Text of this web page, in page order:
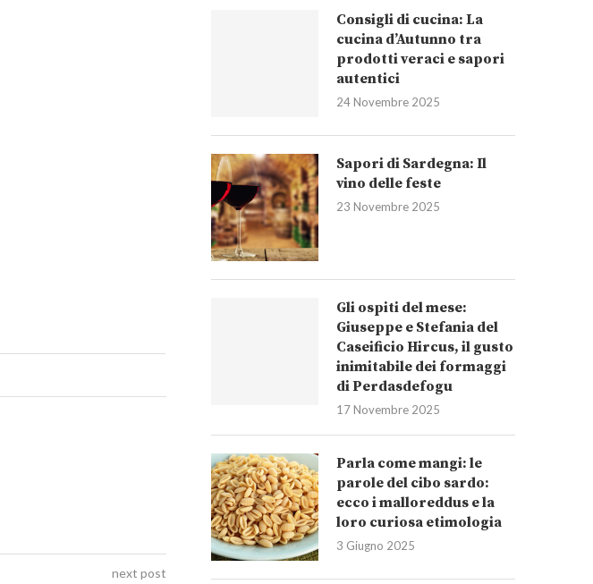
next post
Consigli di cucina: La
cucina d’Autunno tra
prodotti veraci e sapori
autentici
24 Novembre 2025
Sapori di Sardegna: Il
vino delle feste
23 Novembre 2025
Gli ospiti del mese:
Giuseppe e Stefania del
Caseificio Hircus, il gusto
inimitabile dei formaggi
di Perdasdefogu
17 Novembre 2025
Parla come mangi: le
parole del cibo sardo:
ecco i malloreddus e la
loro curiosa etimologia
3 Giugno 2025